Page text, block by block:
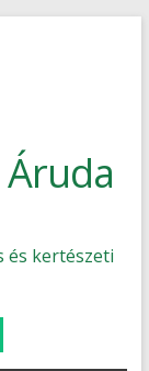
és kertészeti